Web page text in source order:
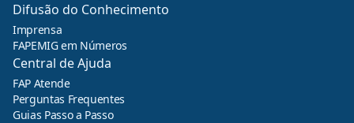
Difusão do Conhecimento
Imprensa
FAPEMIG em Números
Central de Ajuda
FAP Atende
Perguntas Frequentes
Guias Passo a Passo